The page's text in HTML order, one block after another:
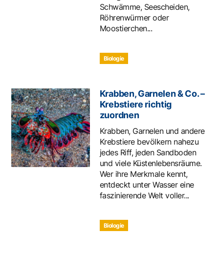
Schwämme, Seescheiden,
Röhrenwürmer oder
Moostierchen...
Biologie
Krabben, Garnelen & Co. –
Krebstiere richtig
zuordnen
Krabben, Garnelen und andere
Krebstiere bevölkern nahezu
jedes Riff, jeden Sandboden
und viele Küstenlebensräume.
Wer ihre Merkmale kennt,
entdeckt unter Wasser eine
faszinierende Welt voller...
Biologie